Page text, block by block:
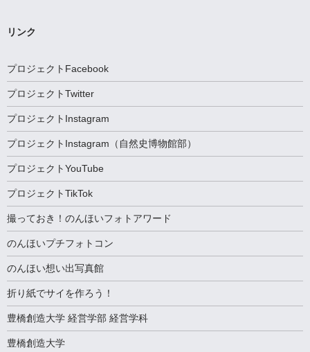
ブ
リンク
プロジェクトFacebook
プロジェクトTwitter
プロジェクトInstagram
プロジェクトInstagram（自然史博物館部）
プロジェクトYouTube
プロジェクトTikTok
撮っておき！のんほいフォトアワード
のんほいプチフォトコン
のんほい想い出写真館
折り紙でサイを作ろう！
豊橋創造大学 経営学部 経営学科
豊橋創造大学